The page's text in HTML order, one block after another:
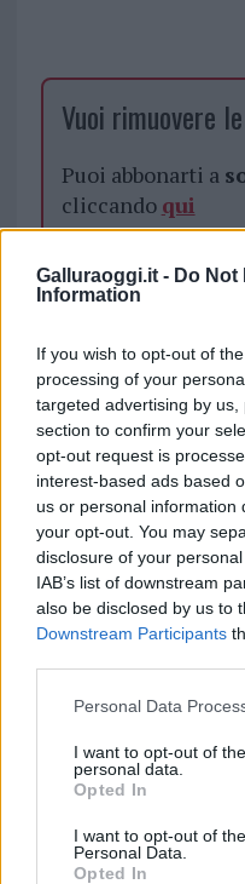
Galluraoggi.it - Do Not
Information
If you wish to opt-out of
processing of your
targeted advertising by
section to confirm your
opt-out request is
interest-based ads based
us or personal information
your opt-out. You may
disclosure of your
IAB’s list of downstream
also be disclosed by us to
Downstream Participants
Please note that this
not limited to your visit or
grant or deny consent to
use your data for below
consent section.
Personal Data
I want to opt-out of
personal data.
Opted In
I want to opt-out of
Personal Data.
Opted In
Vuoi rimuovere
Puoi abbonarti a
cliccando qui
Sei già
sezioneLogindal
cliccandoqui
TEMI: Calcio Olbia
Entra
i tuoi